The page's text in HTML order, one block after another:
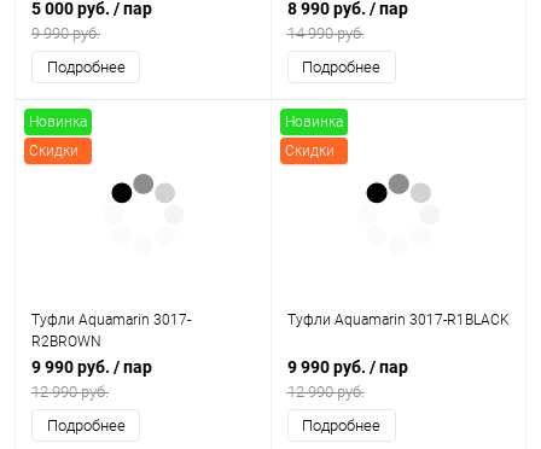
5 000 руб. / пар
9 990 руб.
Подробнее
8 990 руб. / пар
14 990 руб.
Подробнее
Новинка
Скидки
Туфли Aquamarin 3017-
R2BROWN
9 990 руб. / пар
12 990 руб.
Подробнее
Новинка
Скидки
Туфли Aquamarin 3017-R1BLACK
9 990 руб. / пар
12 990 руб.
Подробнее